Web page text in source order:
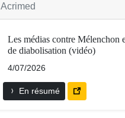
Acrimed
Les médias contre Mélenchon
de diabolisation (vidéo)
4/07/2026
En résumé